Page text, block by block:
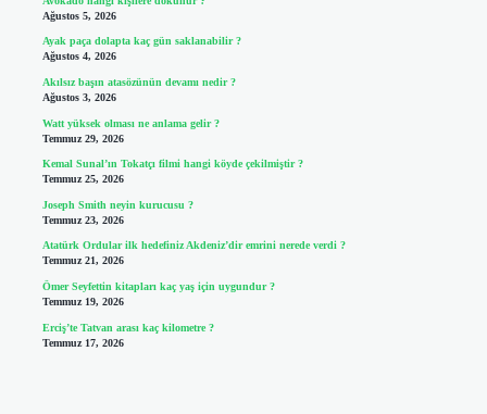
Ağustos 5, 2026
Ayak paça dolapta kaç gün saklanabilir ?
Ağustos 4, 2026
Akılsız başın atasözünün devamı nedir ?
Ağustos 3, 2026
Watt yüksek olması ne anlama gelir ?
Temmuz 29, 2026
Kemal Sunal’ın Tokatçı filmi hangi köyde çekilmiştir ?
Temmuz 25, 2026
Joseph Smith neyin kurucusu ?
Temmuz 23, 2026
Atatürk Ordular ilk hedefiniz Akdeniz’dir emrini nerede verdi ?
Temmuz 21, 2026
Ömer Seyfettin kitapları kaç yaş için uygundur ?
Temmuz 19, 2026
Erciş’te Tatvan arası kaç kilometre ?
Temmuz 17, 2026